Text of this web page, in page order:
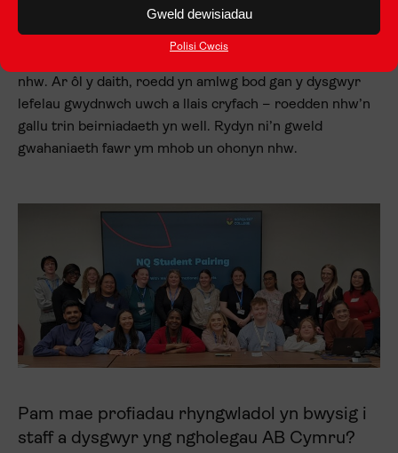
Gweld dewisiadau
Polisi Cwcis
cysurus. Ac nid oes gennych chi unrhyw ddewis ond
datblygu’r ymreolaeth bersonol a’r rheoliad emosiynol
nhw. Ar ôl y daith, roedd yn amlwg bod gan y dysgwyr
lefelau gwydnwch uwch a llais cryfach – roedden nhw’n
gallu trin beirniadaeth yn well. Rydyn ni’n gweld
gwahaniaeth fawr ym mhob un ohonyn nhw.
Pam mae profiadau rhyngwladol yn bwysig i
staff a dysgwyr yng ngholegau AB Cymru?